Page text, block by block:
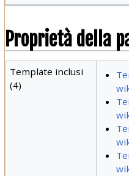
Proprietà della
Template inclusi
(4)